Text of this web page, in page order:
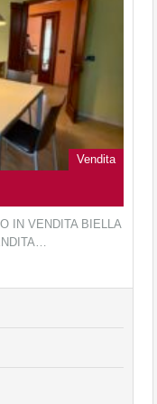
Vendita
IN VENDITA BIELLA